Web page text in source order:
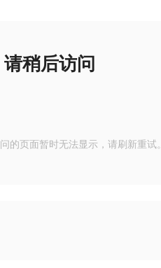
稍后访问
的页面暂时无法显示，请刷新重试。